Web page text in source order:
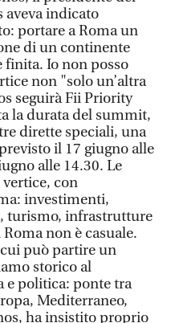
aveva indicato
portare a Roma un
di un continente
finita. Io non posso
non "solo un’altra
seguirà Fii Priority
la durata del summit,
dirette speciali, una
il 17 giugno alle
alle 14.30. Le
con
investimenti,
turismo, infrastrutture
non è casuale.
può partire un
storico al
e politica: ponte tra
Mediterraneo,
ha insistito proprio